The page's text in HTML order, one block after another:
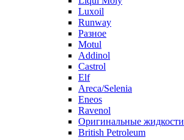
Luxoil
Runway
Разное
Motul
Addinol
Castrol
Elf
Areca/Selenia
Eneos
Ravenol
Оригинальные жидкости
British Petroleum